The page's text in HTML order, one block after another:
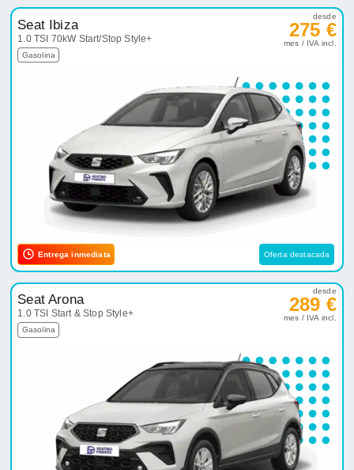
Seat Ibiza
1.0 TSI 70kW Start/Stop Style+
Gasolina
desde
275 €
mes / IVA incl.
Entrega inmediata Oferta destacada
Seat Arona
1.0 TSI Start & Stop Style+
Gasolina
desde
289 €
mes / IVA incl.